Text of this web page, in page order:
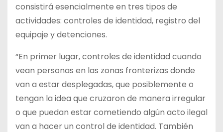
consistirá esencialmente en tres tipos de
actividades: controles de identidad, registro del
equipaje y detenciones.
“En primer lugar, controles de identidad cuando
vean personas en las zonas fronterizas donde
van a estar desplegadas, que posiblemente o
tengan la idea que cruzaron de manera irregular
o que puedan estar cometiendo algún acto ilegal
van a hacer un control de identidad. También